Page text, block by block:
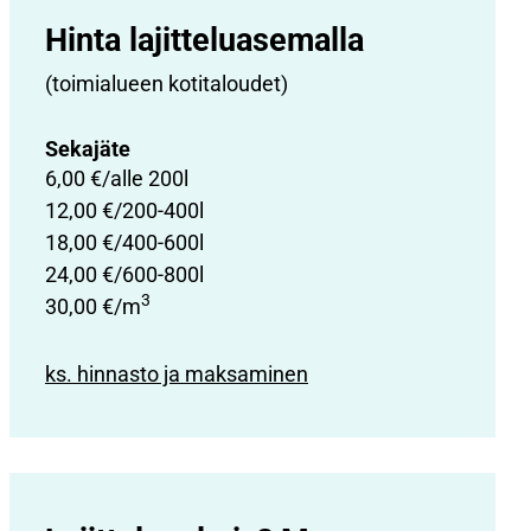
Hinta lajittelu­asemalla
(toimialueen kotitaloudet)
Sekajäte
6,00 €/alle 200l
12,00 €/200-400l
18,00 €/400-600l
24,00 €/600-800l
30,00 €/m3
ks. hinnasto ja maksaminen